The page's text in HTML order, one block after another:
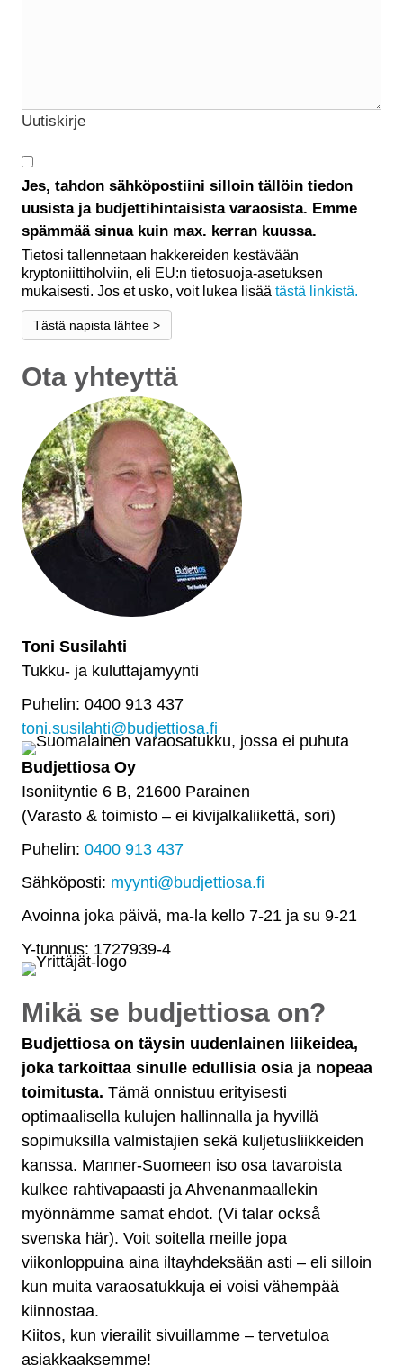
Uutiskirje
Jes, tahdon sähköpostiini silloin tällöin tiedon
uusista ja budjettihintaisista varaosista. Emme
spämmää sinua kuin max. kerran kuussa.
Tietosi tallennetaan hakkereiden kestävään
kryptoniittiholviin, eli EU:n tietosuoja-asetuksen
mukaisesti. Jos et usko, voit lukea lisää tästä linkistä.
Tästä napista lähtee >
Ota yhteyttä
Toni Susilahti
Tukku- ja kuluttajamyynti
Puhelin: 0400 913 437
toni.susilahti@budjettiosa.fi
Budjettiosa Oy
Isoniityntie 6 B, 21600 Parainen
(Varasto & toimisto – ei kivijalkaliikettä, sori)
Puhelin: 0400 913 437
Sähköposti: myynti@budjettiosa.fi
Avoinna joka päivä, ma-la kello 7-21 ja su 9-21
Y-tunnus: 1727939-4
Mikä se budjettiosa on?
Budjettiosa on täysin uudenlainen liikeidea,
joka tarkoittaa sinulle edullisia osia ja nopeaa
toimitusta. Tämä onnistuu erityisesti
optimaalisella kulujen hallinnalla ja hyvillä
sopimuksilla valmistajien sekä kuljetusliikkeiden
kanssa. Manner-Suomeen iso osa tavaroista
kulkee rahtivapaasti ja Ahvenanmaallekin
myönnämme samat ehdot. (Vi talar också
svenska här). Voit soitella meille jopa
viikonloppuina aina iltayhdeksään asti – eli silloin
kun muita varaosatukkuja ei voisi vähempää
kiinnostaa.
Kiitos, kun vierailit sivuillamme – tervetuloa
asiakkaaksemme!